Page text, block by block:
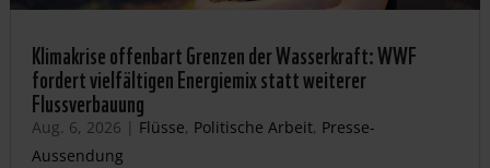
Klimakrise offenbart Grenzen der Wasserkraft: WWF
fordert vielfältigen Energiemix statt weiterer
Flussverbauung
Aug. 6, 2026 | Flüsse, Politische Arbeit, Presse-
Aussendung